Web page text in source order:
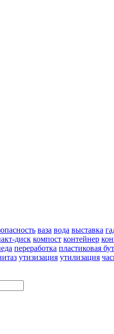
ваза вода выставка
диск компост контейнер
переработка пластиковая
утизизация утилизация